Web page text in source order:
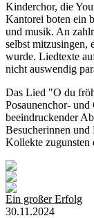
Kinderchor, die
Kantorei boten ein
und musik. An
selbst mitzusingen,
wurde. Liedtexte
nicht auswendig
Das Lied "O du
Posaunenchor-
beeindruckender
Besucherinnen und
Kollekte zugunsten
Ein großer Erfolg
30.11.2024